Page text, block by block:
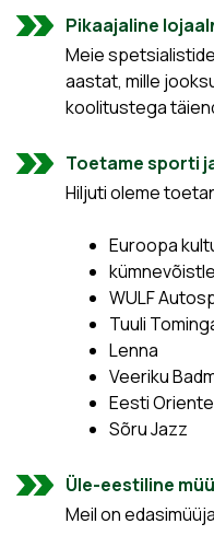
Pikaajaline
Meie
aastat, mille
koolitustega
Toetame sporti
Hiljuti oleme
Euroopa
WULF
Tuuli
Lenna
Veeriku
Eesti
Sõru Jazz
Üle-eestiline
Meil on